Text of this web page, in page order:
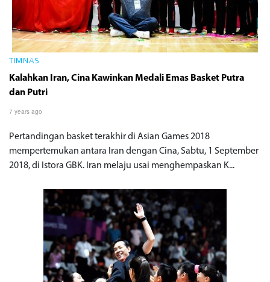
TIMNAS
Kalahkan Iran, Cina Kawinkan Medali Emas Basket Putra
dan Putri
7 years ago
Pertandingan basket terakhir di Asian Games 2018
mempertemukan antara Iran dengan Cina, Sabtu, 1 September
2018, di Istora GBK. Iran melaju usai menghempaskan K...